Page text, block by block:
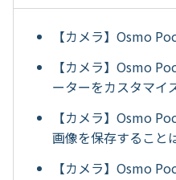
【カメラ】Osmo
【カメラ】Osmo
ーターをカスタマイ
【カメラ】Osmo
画像を保存すること
【カメラ】Osmo